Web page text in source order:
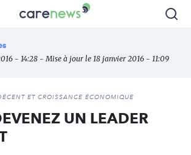
Carenews,
des
l'engagement
- 14:28 - Mise à jour le 18 janvier 2016 - 11:09
ET CROISSANCE ÉCONOMIQUE
UN LEADER